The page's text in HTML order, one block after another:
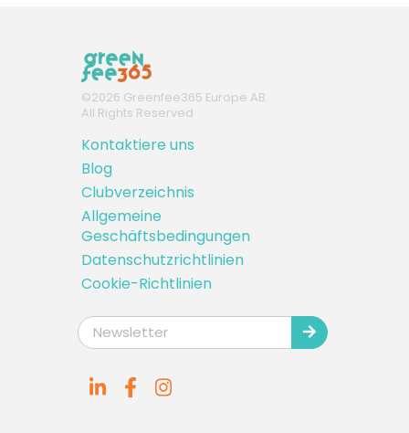
©2026 Greenfee365 Europe AB.
All Rights Reserved
Kontaktiere uns
Blog
Clubverzeichnis
Allgemeine
Geschäftsbedingungen
Datenschutzrichtlinien
Cookie-Richtlinien